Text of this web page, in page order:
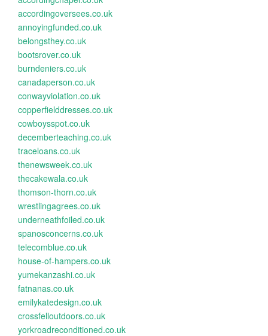
accordingoversees.co.uk
annoyingfunded.co.uk
belongsthey.co.uk
bootsrover.co.uk
burndeniers.co.uk
canadaperson.co.uk
conwayviolation.co.uk
copperfielddresses.co.uk
cowboysspot.co.uk
decemberteaching.co.uk
traceloans.co.uk
thenewsweek.co.uk
thecakewala.co.uk
thomson-thorn.co.uk
wrestlingagrees.co.uk
underneathfoiled.co.uk
spanosconcerns.co.uk
telecomblue.co.uk
house-of-hampers.co.uk
yumekanzashi.co.uk
fatnanas.co.uk
emilykatedesign.co.uk
crossfelloutdoors.co.uk
yorkroadreconditioned.co.uk